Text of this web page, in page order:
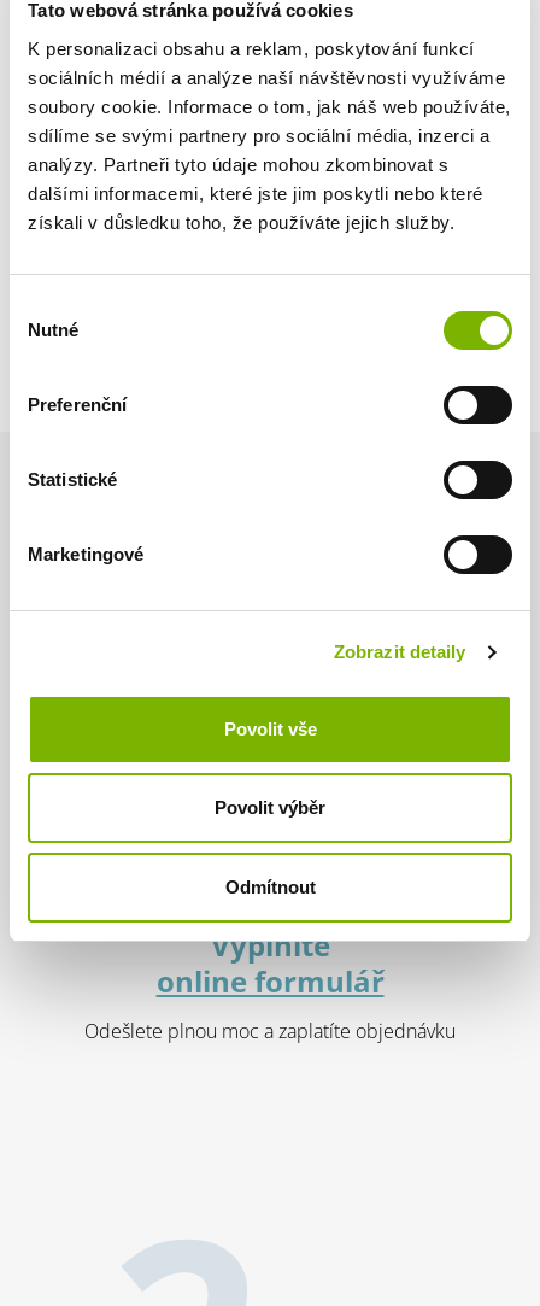
Tato webová stránka používá cookies
K personalizaci obsahu a reklam, poskytování funkcí
sociálních médií a analýze naší návštěvnosti využíváme
soubory cookie. Informace o tom, jak náš web používáte,
sdílíme se svými partnery pro sociální média, inzerci a
analýzy. Partneři tyto údaje mohou zkombinovat s
dalšími informacemi, které jste jim poskytli nebo které
získali v důsledku toho, že používáte jejich služby.
souhlasu
Nutné
Preferenční
Statistické
Marketingové
Zobrazit detaily
Povolit vše
Povolit výběr
Odmítnout
v ceně
Zajistíme poradenství a konzultace dle vašich
požadavků
Jednoduchý
Objednávku ochranné známky sledujete online
Celý proces zajišťují námi prověření specialisté na tuto
1Vyplníte
online formulář
Odešlete plnou moc a zaplatíte objednávku